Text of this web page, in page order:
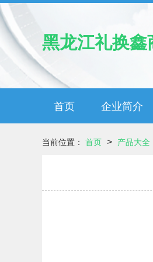
黑龙江礼换鑫
首页 企业简介
当前位置： 首页 > 产品大全